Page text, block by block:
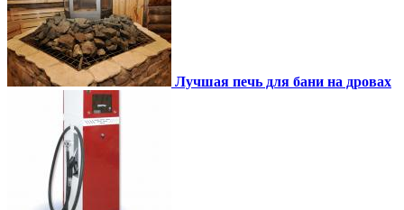
Лучшая печь для бани на дровах